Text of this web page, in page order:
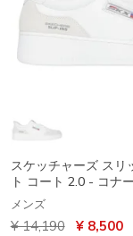
スケッチャーズ スリ
ト コート 2.0 - コナ
メンズ
からの値引き
¥ 14,190から
¥ 8,500